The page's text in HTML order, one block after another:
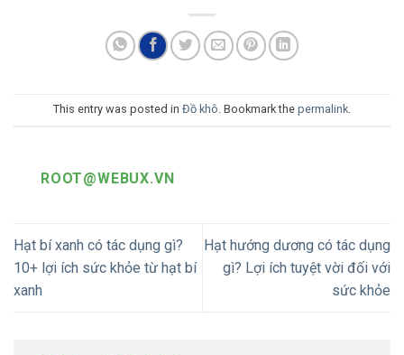
This entry was posted in Đồ khô. Bookmark the permalink.
ROOT@WEBUX.VN
Hạt bí xanh có tác dụng gì?
10+ lợi ích sức khỏe từ hạt bí
xanh
Hạt hướng dương có tác dụng
gì? Lợi ích tuyệt vời đối với
sức khỏe